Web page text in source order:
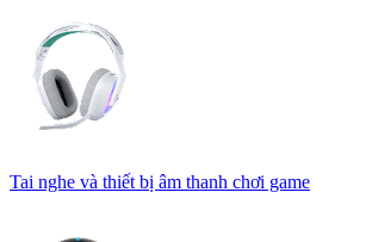
Tai nghe và thiết bị âm thanh chơi game